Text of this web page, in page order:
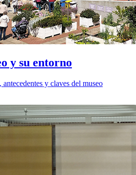
y su entorno
y claves del museo